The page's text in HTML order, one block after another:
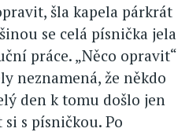
šla kapela párkrát
se celá písnička jela
práce. „Něco opravit“
neznamená, že někdo
den k tomu došlo jen
s písničkou. Po